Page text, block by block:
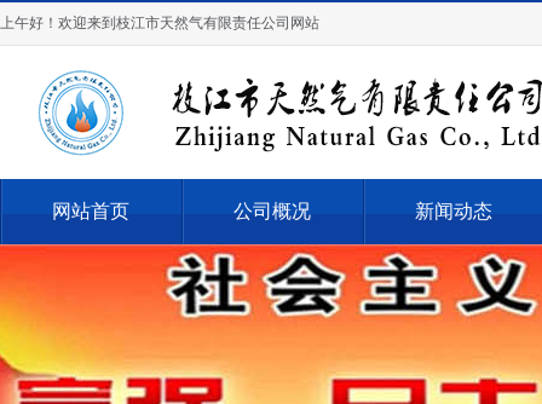
上午好！欢迎来到枝江市天然气有限责任公司网站
网站首页 公司概况 新闻动态